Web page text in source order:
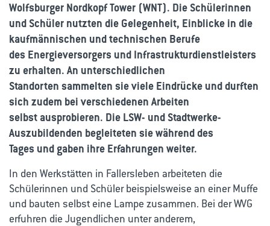
Wolfsburger Nordkopf Tower (WNT). Die Schülerinnen
und Schüler nutzten die Gelegenheit, Einblicke in die
kaufmännischen und technischen Berufe
des Energieversorgers und Infrastrukturdienstleisters
zu erhalten. An unterschiedlichen
Standorten sammelten sie viele Eindrücke und durften
sich zudem bei verschiedenen Arbeiten
selbst ausprobieren. Die LSW- und Stadtwerke-
Auszubildenden begleiteten sie während des
Tages und gaben ihre Erfahrungen weiter.
In den Werkstätten in Fallersleben arbeiteten die
Schülerinnen und Schüler beispielsweise an einer Muffe
und bauten selbst eine Lampe zusammen. Bei der WVG
erfuhren die Jugendlichen unter anderem,